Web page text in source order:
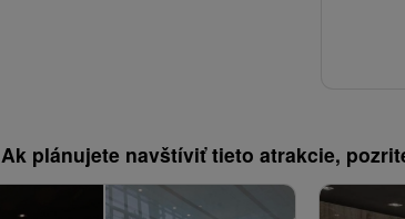
Ak plánujete navštíviť tieto atrakcie,